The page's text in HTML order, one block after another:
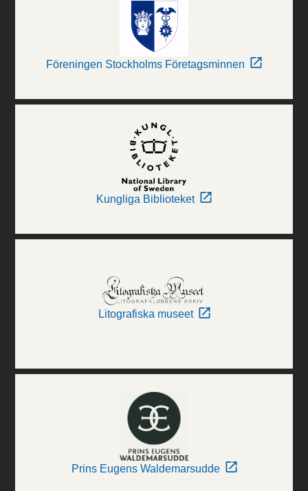
Föreningen Stockholms Företagsminnen
Kungliga Biblioteket
Litografiska museet
Prins Eugens Waldemarsudde